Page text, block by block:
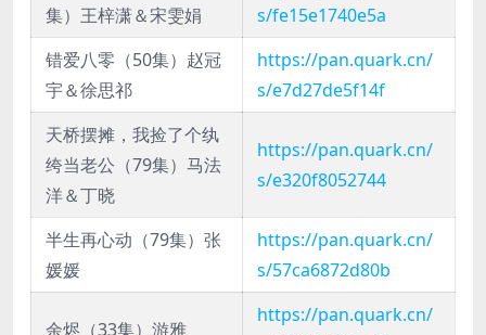
集）王梓潇＆宋雯娟
s/fe15e1740e5a
错爱八零（50集）赵冠
宇＆徐思祁
https://pan.quark.cn/
s/e7d27de5f14f
天桥摆摊，我捡了个纨
绔当老公（79集）马法
洋＆丁晓
https://pan.quark.cn/
s/e320f8052744
半生再心动（79集）张
媛媛
https://pan.quark.cn/
s/57ca6872d80b
余烬（33集）游雅
https://pan.quark.cn/